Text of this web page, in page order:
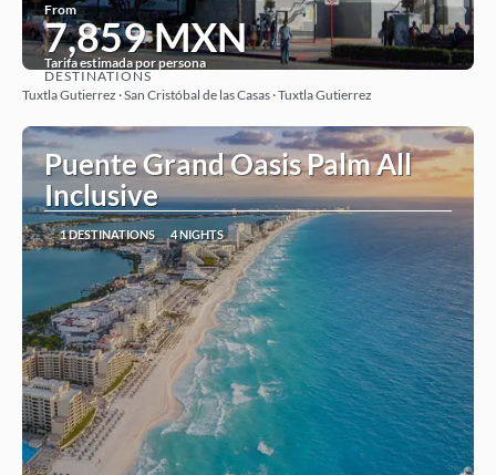
From
7,859 MXN
Tarifa estimada por persona
See
DESTINATIONS
Tuxtla Gutierrez · San Cristóbal de las Casas · Tuxtla Gutierrez
Puente Grand Oasis Palm All
Inclusive
1 DESTINATIONS 4 NIGHTS